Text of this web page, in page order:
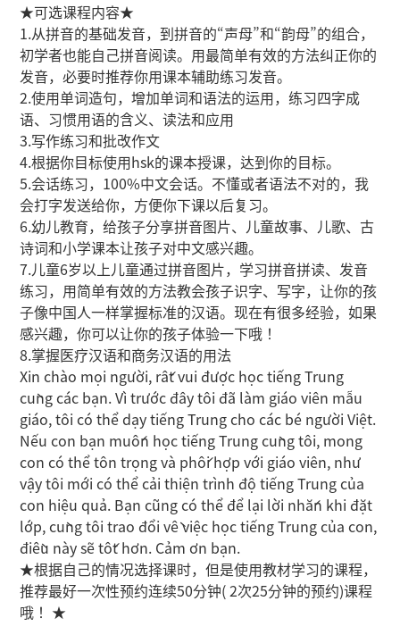
★可选课程内容★
1.从拼音的基础发音，到拼音的“声母”和“韵母”的组合，
初学者也能自己拼音阅读。用最简单有效的方法纠正你的
发音，必要时推荐你用课本辅助练习发音。
2.使用单词造句，增加单词和语法的运用，练习四字成
语、习惯用语的含义、读法和应用
3.写作练习和批改作文
4.根据你目标使用hsk的课本授课，达到你的目标。
5.会话练习，100%中文会话。不懂或者语法不对的，我
会打字发送给你，方便你下课以后复习。
6.幼儿教育，给孩子分享拼音图片、儿童故事、儿歌、古
诗词和小学课本让孩子对中文感兴趣。
7.儿童6岁以上儿童通过拼音图片，学习拼音拼读、发音
练习，用简单有效的方法教会孩子识字、写字，让你的孩
子像中国人一样掌握标准的汉语。现在有很多经验，如果
感兴趣，你可以让你的孩子体验一下哦！
8.掌握医疗汉语和商务汉语的用法
Xin chào mọi người, rất vui được học tiếng Trung
cùng các bạn. Vì trước đây tôi đã làm giáo viên mẫu
giáo, tôi có thể dạy tiếng Trung cho các bé người Việt.
Nếu con bạn muốn học tiếng Trung cùng tôi, mong
con có thể tôn trọng và phối hợp với giáo viên, như
vậy tôi mới có thể cải thiện trình độ tiếng Trung của
con hiệu quả. Bạn cũng có thể để lại lời nhắn khi đặt
lớp, cùng tôi trao đổi về việc học tiếng Trung của con,
điều này sẽ tốt hơn. Cảm ơn bạn.
★根据自己的情况选择课时，但是使用教材学习的课程，
推荐最好一次性预约连续50分钟( 2次25分钟的预约)课程
哦！ ★